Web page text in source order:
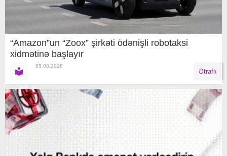
“Amazon”un “Zoox” şirkəti ödənişli robotaksi
xidmətinə başlayır
05.08.2026
Ətraflı